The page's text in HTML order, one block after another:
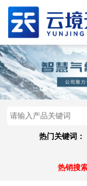
热门关键词：
热销搜